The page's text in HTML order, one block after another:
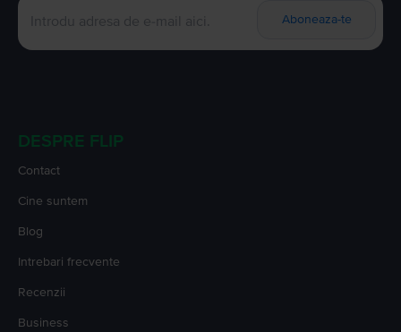
Aboneaza-te
DESPRE FLIP
Contact
Cine suntem
Blog
Intrebari frecvente
Recenzii
Business